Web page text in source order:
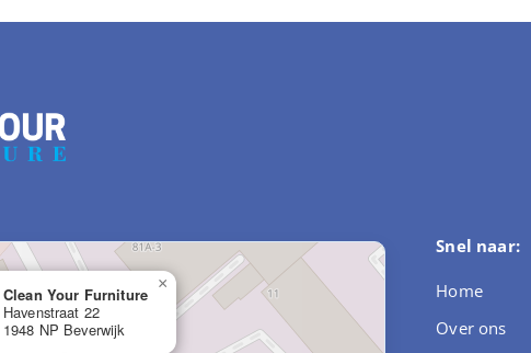
Clean Your Furniture
Havenstraat 22
1948 NP Beverwijk
×
Snel naar:
Home
Over ons